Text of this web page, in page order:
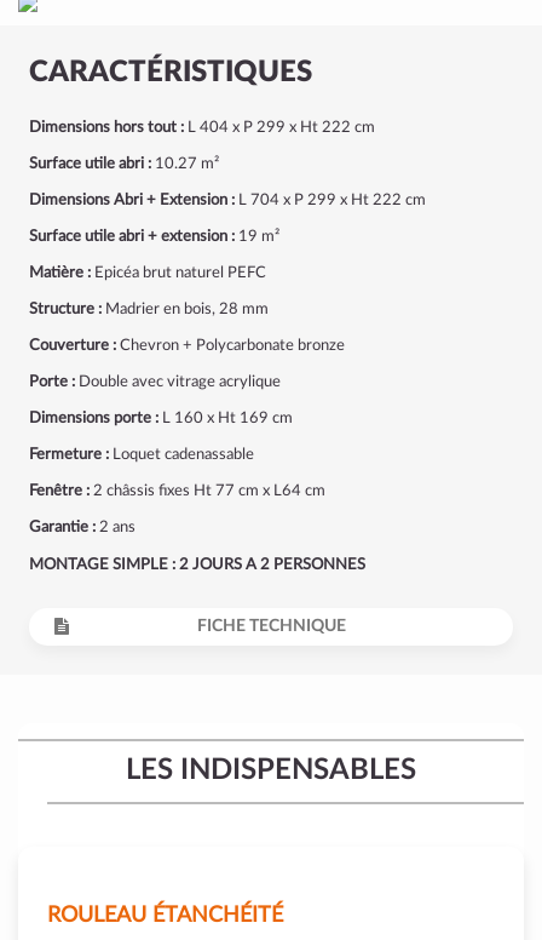
CARACTÉRISTIQUES
Dimensions hors tout : L 404 x P 299 x Ht 222 cm
Surface utile abri : 10.27 m²
Dimensions Abri + Extension : L 704 x P 299 x Ht 222 cm
Surface utile abri + extension : 19 m²
Matière : Epicéa brut naturel PEFC
Structure : Madrier en bois, 28 mm
Couverture : Chevron + Polycarbonate bronze
Porte : Double avec vitrage acrylique
Dimensions porte : L 160 x Ht 169 cm
Fermeture : Loquet cadenassable
Fenêtre : 2 châssis fixes Ht 77 cm x L64 cm
Garantie : 2 ans
MONTAGE SIMPLE : 2 JOURS A 2 PERSONNES
FICHE TECHNIQUE
LES INDISPENSABLES
ROULEAU ÉTANCHÉITÉ